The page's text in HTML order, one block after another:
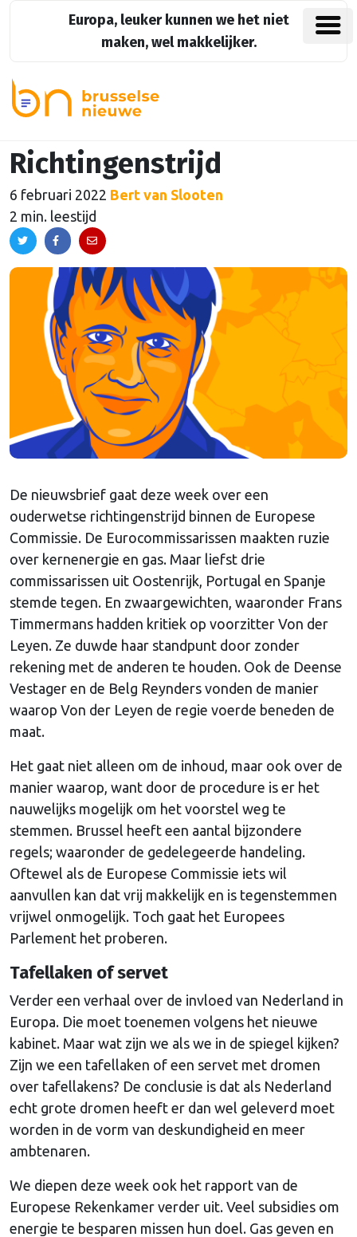
Europa, leuker kunnen we het niet
maken, wel makkelijker.
Richtingenstrijd
6 februari 2022 Bert van Slooten
2 min. leestijd
De nieuwsbrief gaat deze week over een
ouderwetse richtingenstrijd binnen de Europese
Commissie. De Eurocommissarissen maakten ruzie
over kernenergie en gas. Maar liefst drie
commissarissen uit Oostenrijk, Portugal en Spanje
stemde tegen. En zwaargewichten, waaronder Frans
Timmermans hadden kritiek op voorzitter Von der
Leyen. Ze duwde haar standpunt door zonder
rekening met de anderen te houden. Ook de Deense
Vestager en de Belg Reynders vonden de manier
waarop Von der Leyen de regie voerde beneden de
maat.
Het gaat niet alleen om de inhoud, maar ook over de
manier waarop, want door de procedure is er het
nauwelijks mogelijk om het voorstel weg te
stemmen. Brussel heeft een aantal bijzondere
regels; waaronder de gedelegeerde handeling.
Oftewel als de Europese Commissie iets wil
aanvullen kan dat vrij makkelijk en is tegenstemmen
vrijwel onmogelijk. Toch gaat het Europees
Parlement het proberen.
Tafellaken of servet
Verder een verhaal over de invloed van Nederland in
Europa. Die moet toenemen volgens het nieuwe
kabinet. Maar wat zijn we als we in de spiegel kijken?
Zijn we een tafellaken of een servet met dromen
over tafellakens? De conclusie is dat als Nederland
echt grote dromen heeft er dan wel geleverd moet
worden in de vorm van deskundigheid en meer
ambtenaren.
We diepen deze week ook het rapport van de
Europese Rekenkamer verder uit. Veel subsidies om
energie te besparen missen hun doel. Gas geven en